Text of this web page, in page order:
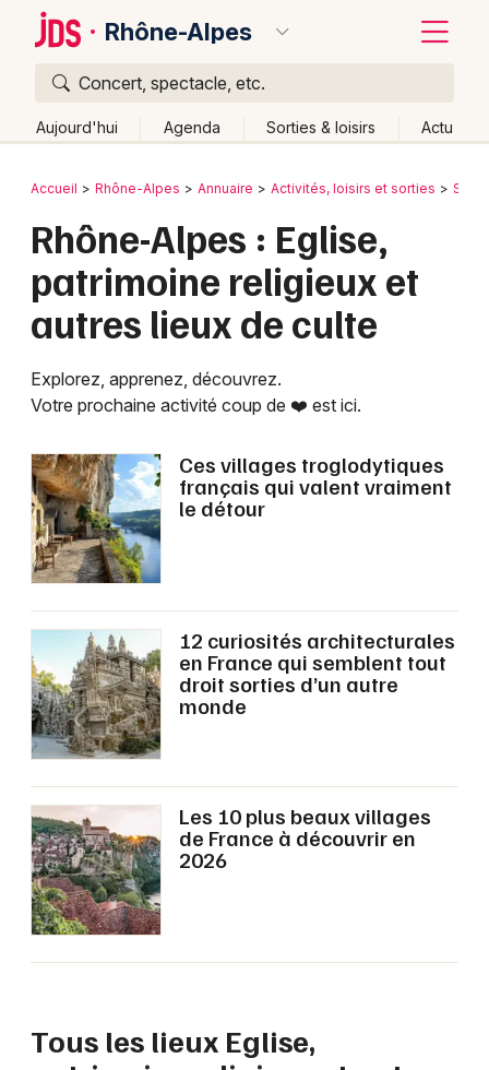
Rhône-Alpes
Concert, spectacle, etc.
Aujourd'hui Agenda Sorties & loisirs Actu
Publier un événement
Grands événements
Activité & Expérience
Foires & salons
Spectacles
Concerts
Sports
Soirées
Sorties famille
Sorties & loisirs
Eglise en Auvergne-Rhône-Alpes
Newsletter des sorties
Bordeaux
Colmar
Lille
Marseille
Mulhouse
Montpellier
Nantes
Nice
Paris
Strasbourg
Toulouse
Toutes les villes
Retour
Accueil Rhône-Alpes Annuaire Activités, loisirs et sorties Site
Rhône-Alpes : Eglise,
patrimoine religieux et
autres lieux de culte
Explorez, apprenez, découvrez.
Votre prochaine activité coup de ❤️ est ici.
Ces villages troglodytiques
français qui valent vraiment
le détour
12 curiosités architecturales
en France qui semblent tout
droit sorties d’un autre
monde
Les 10 plus beaux villages
de France à découvrir en
2026
Tous les lieux Eglise,
Quoi ?
Où ?
Quand ?
Effacer les dates
Aujourd'hui
Demain Ce week-end Autre